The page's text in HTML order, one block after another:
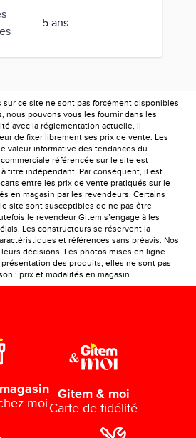
5 ans
ce site ne sont pas forcément disponibles
nous pouvons vous les fournir dans les
avec la réglementation actuelle, il
de fixer librement ses prix de vente. Les
valeur informative des tendances du
référencée sur le site est
titre indépendant. Par conséquent, il est
entre les prix de vente pratiqués sur le
en magasin par les revendeurs. Certains
site sont susceptibles de ne pas être
le revendeur Gitem s’engage à les
Les constructeurs se réservent la
et références sans préavis. Nos
décisions. Les photos mises en ligne
des produits, elles ne sont pas
: prix et modalités en magasin.
moi
Gitem & moi
Carte de fidélité